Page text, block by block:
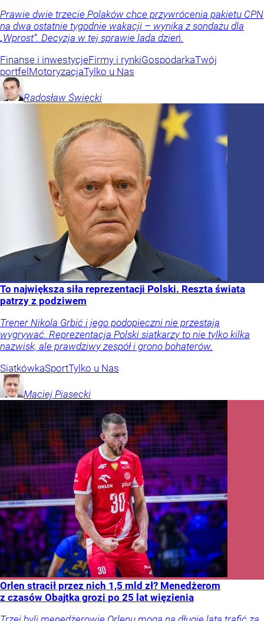
Prawie dwie trzecie Polaków chce przywrócenia pakietu CPN
na dwa ostatnie tygodnie wakacji – wynika z sondażu dla
„Wprost”. Decyzja w tej sprawie lada dzień.
Finanse i inwestycjeFirmy i rynkiGospodarkaTwój
portfel MotoryzacjaTylko u Nas
Radosław Święcki
To największa siła reprezentacji Polski. Reszta świata
patrzy z podziwem
Trener Nikola Grbić i jego podopieczni nie przestają
wygrywać. Reprezentacja Polski siatkarzy to nie tylko kilka
nazwisk, ale prawdziwy zespół i grono bohaterów.
SiatkówkaSportTylko u Nas
Maciej Piasecki
Orlen stracił przez nich 1,5 mld zł? Menedżerom
z czasów Obajtka grozi po 25 lat więzienia